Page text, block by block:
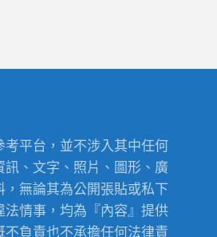
考平台，並不涉入其中任何
訊、文字、照片、圖形、廣
，無論其為公開張貼或私下
法情事，均為『內容』提供
負責也不承擔任何法律責